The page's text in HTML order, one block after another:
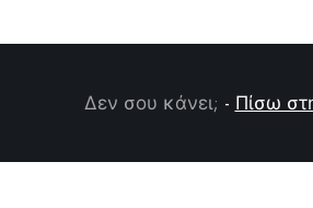
Δεν σου κάνει; - Πίσω